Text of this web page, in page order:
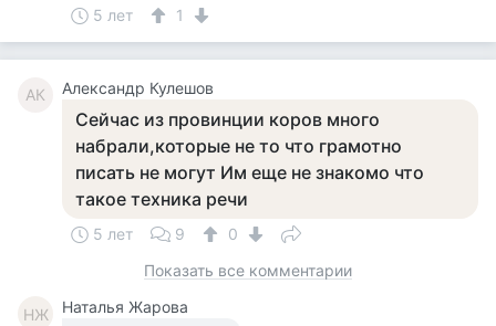
5 лет 1
АК Александр Кулешов
Сейчас из провинции коров много
набрали,которые не то что грамотно
писать не могут Им еще не знакомо что
такое техника речи
5 лет 9
0
Показать все комментарии
НЖ Наталья Жарова